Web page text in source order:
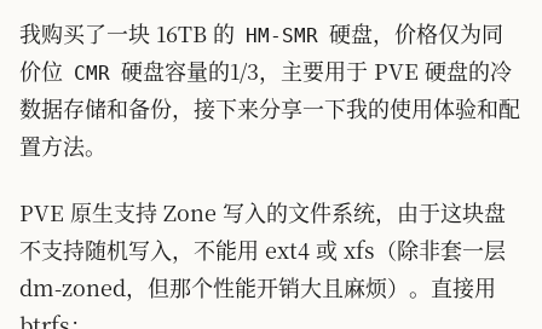
我购买了一块 16TB 的 HM-SMR 硬盘，价格仅为同
价位 CMR 硬盘容量的1/3，主要用于 PVE 硬盘的冷
数据存储和备份，接下来分享一下我的使用体验和配
置方法。
PVE 原生支持 Zone 写入的文件系统，由于这块盘
不支持随机写入，不能用 ext4 或 xfs（除非套一层
dm-zoned，但那个性能开销大且麻烦）。直接用